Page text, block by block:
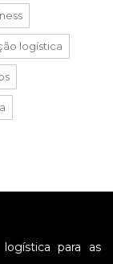
logística
para as